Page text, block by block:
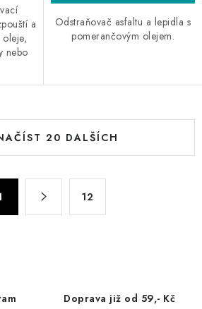
a
nebo
Odstraňovač asfaltu a lepidla s
pomerančovým olejem.
20 DALŠÍCH
12
Doprava již od 59,- Kč